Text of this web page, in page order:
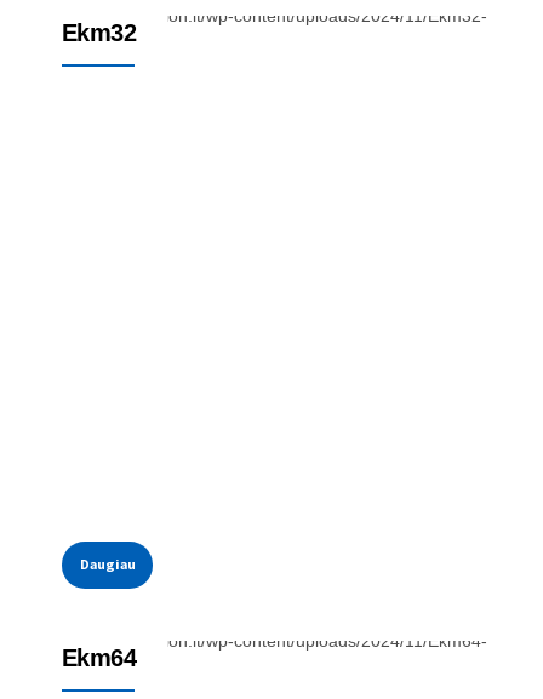
Ekm32
Daugiau
Ekm64